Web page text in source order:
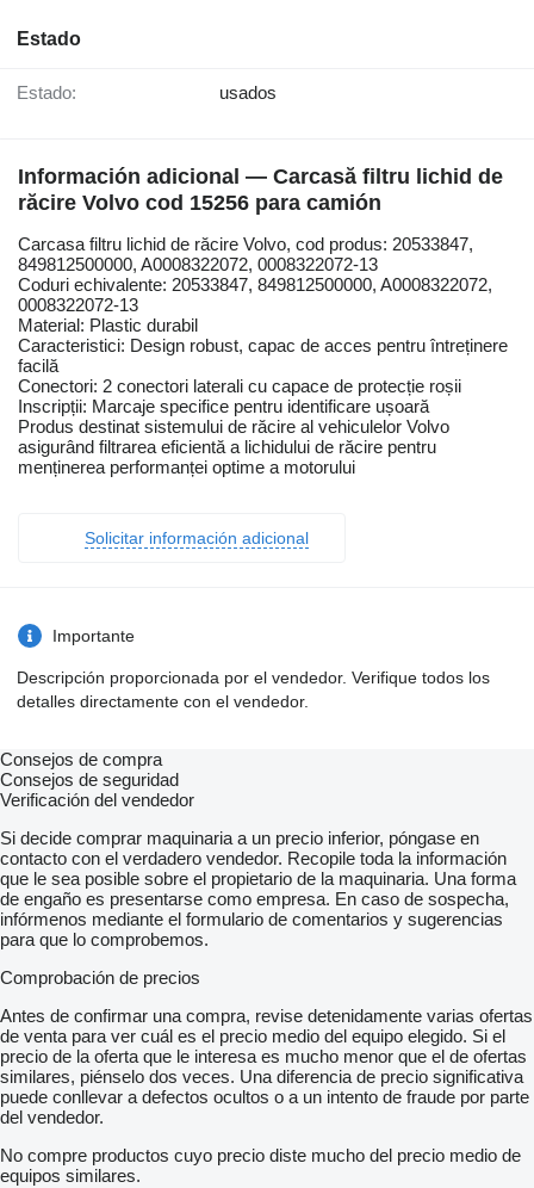
Estado
Estado: usados
Información adicional — Carcasă filtru lichid de
răcire Volvo cod 15256 para camión
Carcasa filtru lichid de răcire Volvo, cod produs: 20533847,
849812500000, A0008322072, 0008322072-13
Coduri echivalente: 20533847, 849812500000, A0008322072,
0008322072-13
Material: Plastic durabil
Caracteristici: Design robust, capac de acces pentru întreținere
facilă
Conectori: 2 conectori laterali cu capace de protecție roșii
Inscripții: Marcaje specifice pentru identificare ușoară
Produs destinat sistemului de răcire al vehiculelor Volvo
asigurând filtrarea eficientă a lichidului de răcire pentru
menținerea performanței optime a motorului
Solicitar información adicional
Importante
Descripción proporcionada por el vendedor. Verifique todos los
detalles directamente con el vendedor.
Consejos de compra
Consejos de seguridad
Verificación del vendedor
Si decide comprar maquinaria a un precio inferior, póngase en
contacto con el verdadero vendedor. Recopile toda la información
que le sea posible sobre el propietario de la maquinaria. Una forma
de engaño es presentarse como empresa. En caso de sospecha,
infórmenos mediante el formulario de comentarios y sugerencias
para que lo comprobemos.
Comprobación de precios
Antes de confirmar una compra, revise detenidamente varias ofertas
de venta para ver cuál es el precio medio del equipo elegido. Si el
precio de la oferta que le interesa es mucho menor que el de ofertas
similares, piénselo dos veces. Una diferencia de precio significativa
puede conllevar a defectos ocultos o a un intento de fraude por parte
del vendedor.
No compre productos cuyo precio diste mucho del precio medio de
equipos similares.